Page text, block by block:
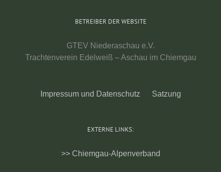
BETREIBER DER WEBSITE
GTEV Niederaschau e.V.
Trachtenverein Edelweiß – Aschau im Chiemgau
Impressum und Datenschutz Satzung
EXTERNE LINKS:
>> Chiemgau-Alpenverband